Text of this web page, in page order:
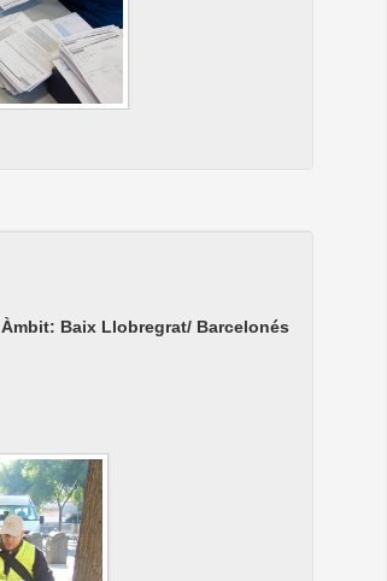
Àmbit: Baix Llobregrat/ Barcelonés